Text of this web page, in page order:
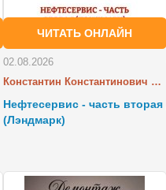
ЧИТАТЬ ОНЛАЙН
02.08.2026
Константин Константинович Шилин
Нефтесервис - часть вторая
(Лэндмарк)